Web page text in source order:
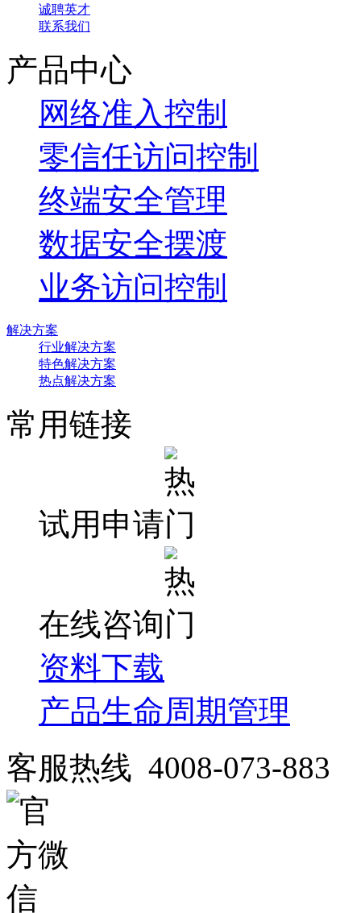
诚聘英才
联系我们
产品中心
网络准入控制
零信任访问控制
终端安全管理
数据安全摆渡
业务访问控制
解决方案
行业解决方案
特色解决方案
热点解决方案
常用链接
试用申请
在线咨询
资料下载
产品生命周期管理
客服热线 4008-073-883